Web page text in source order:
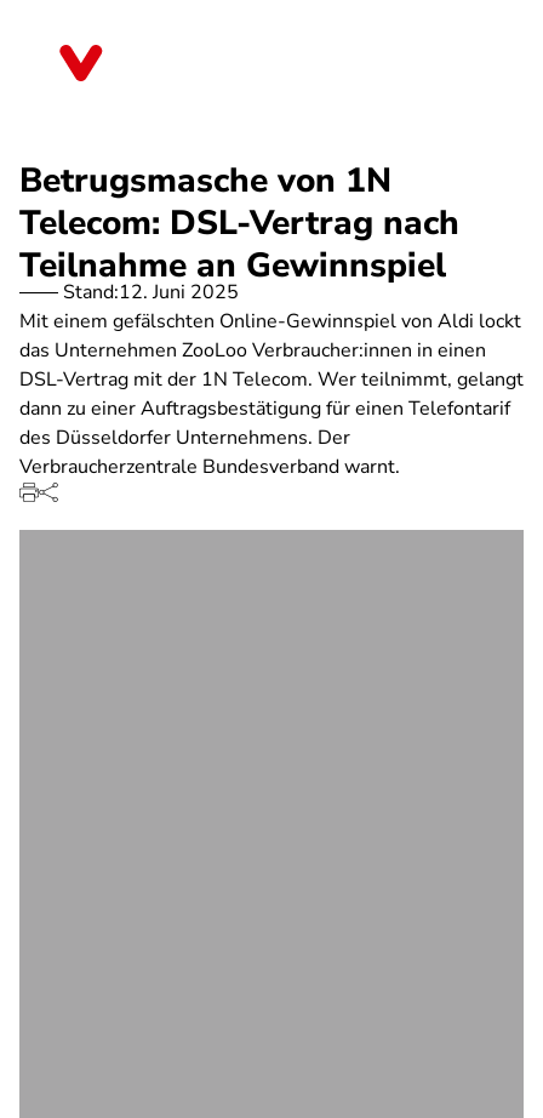
Betrugsmasche von 1N
Telecom: DSL-Vertrag nach
Teilnahme an Gewinnspiel
Stand:12. Juni 2025
Mit einem gefälschten Online-Gewinnspiel von Aldi lockt
das Unternehmen ZooLoo Verbraucher:innen in einen
DSL-Vertrag mit der 1N Telecom. Wer teilnimmt, gelangt
dann zu einer Auftragsbestätigung für einen Telefontarif
des Düsseldorfer Unternehmens. Der
Verbraucherzentrale Bundesverband warnt.